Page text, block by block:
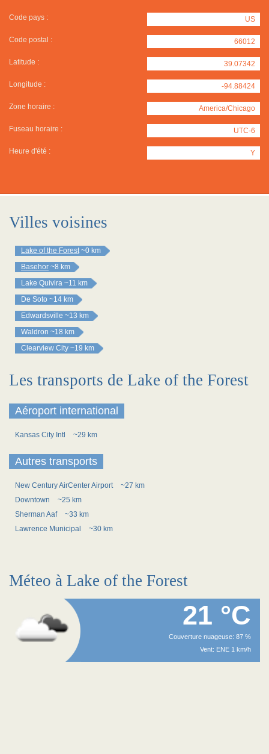
Code pays : US
Code postal : 66012
Latitude : 39.07342
Longitude : -94.88424
Zone horaire : America/Chicago
Fuseau horaire : UTC-6
Heure d'été : Y
Villes voisines
Lake of the Forest ~0 km
Basehor ~8 km
Lake Quivira ~11 km
De Soto ~14 km
Edwardsville ~13 km
Waldron ~18 km
Clearview City ~19 km
Les transports de Lake of the Forest
Aéroport international
Kansas City Intl ~29 km
Autres transports
New Century AirCenter Airport
~27 km
Downtown
~25 km
Sherman Aaf
~33 km
Lawrence Municipal
~30 km
Méteo à Lake of the Forest
21 °C
Couverture nuageuse: 87 %
Vent: ENE 1 km/h